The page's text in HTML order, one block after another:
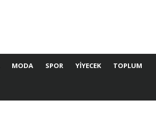
MODA SPOR YIYECEK TOPLUM